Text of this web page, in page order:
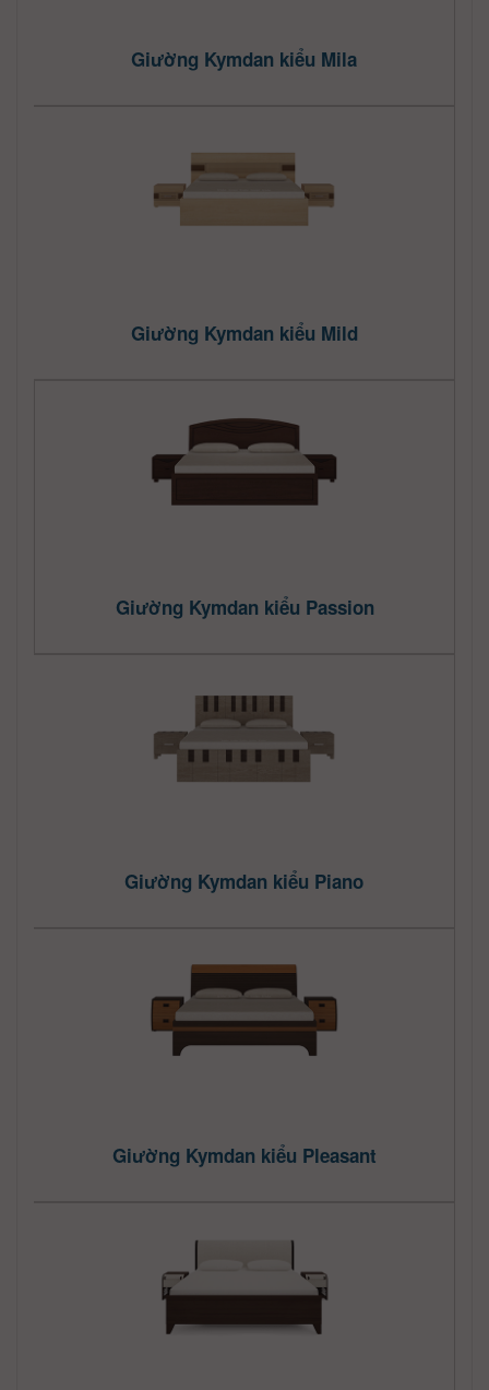
Giường Kymdan kiểu Mila
Giường Kymdan kiểu Mild
Giường Kymdan kiểu Passion
Giường Kymdan kiểu Piano
Giường Kymdan kiểu Pleasant